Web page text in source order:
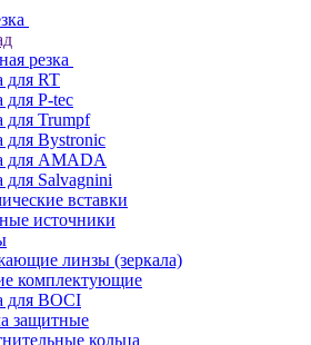
резка
для RT
для P-tec
для Trumpf
для Bystronic
для AMADA
для Salvagnini
вставки
источники
линзы (зеркала)
комплектующие
для BOCI
защитные
кольца